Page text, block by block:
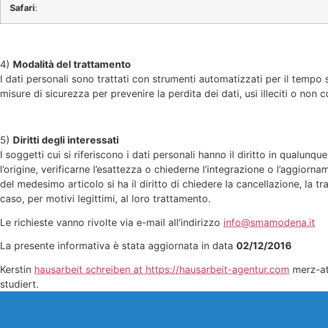
Safari:
4) Modalità del trattamento
I dati personali sono trattati con strumenti automatizzati per il
misure di sicurezza per prevenire la perdita dei dati, usi illeciti o non
5) Diritti degli interessati
I soggetti cui si riferiscono i dati personali hanno il diritto in
l’origine, verificarne l’esattezza o chiederne l’integrazione o
del medesimo articolo si ha il diritto di chiedere la cancellazione, la
caso, per motivi legittimi, al loro trattamento.
Le richieste vanno rivolte via e-mail all’indirizzo info@smamodena.it
La presente informativa è stata aggiornata in data 02/12/2016
Kerstin hausarbeit schreiben at https://hausarbeit-agentur.com merz-
studiert.